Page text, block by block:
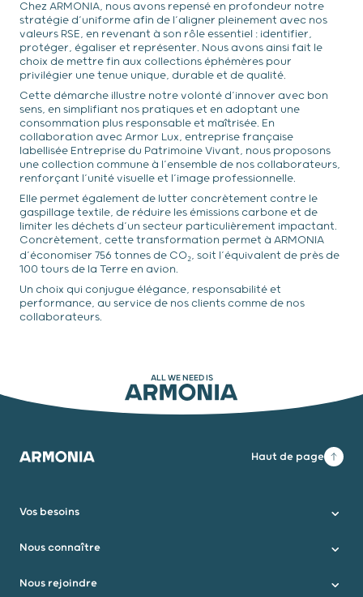
Chez ARMONIA, nous avons repensé en profondeur notre
stratégie d’uniforme afin de l’aligner pleinement avec nos
valeurs RSE, en revenant à son rôle essentiel : identifier,
protéger, égaliser et représenter. Nous avons ainsi fait le
choix de mettre fin aux collections éphémères pour
privilégier une tenue unique, durable et de qualité.
Cette démarche illustre notre volonté d’innover avec bon
sens, en simplifiant nos pratiques et en adoptant une
consommation plus responsable et maîtrisée. En
collaboration avec Armor Lux, entreprise française
labellisée Entreprise du Patrimoine Vivant, nous proposons
une collection commune à l’ensemble de nos collaborateurs,
renforçant l’unité visuelle et l’image professionnelle.
Elle permet également de lutter concrètement contre le
gaspillage textile, de réduire les émissions carbone et de
limiter les déchets d’un secteur particulièrement impactant.
Concrètement, cette transformation permet à ARMONIA
d’économiser 756 tonnes de CO₂, soit l’équivalent de près de
100 tours de la Terre en avion.
Un choix qui conjugue élégance, responsabilité et
performance, au service de nos clients comme de nos
collaborateurs.
ALL WE NEED IS
ARMONIA
Armonia Haut de page
Vos besoins
Nous connaître
Nous rejoindre